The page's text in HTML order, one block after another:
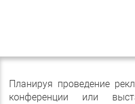
Планируя проведение
конференции или